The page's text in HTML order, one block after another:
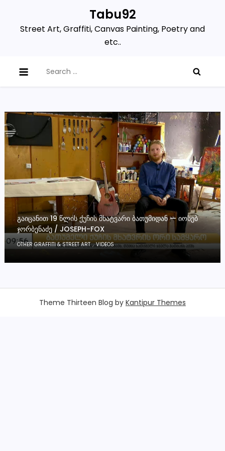
content
Tabu92
Street Art, Graffiti, Canvas Painting, Poetry and
etc..
for:
ᲒᲐᲘᲪᲐᲜᲘᲗ 19 ᲬᲚᲘᲡ ᲥᲣᲩᲘᲡ ᲛᲮᲐᲢᲕᲐᲠᲘ ᲑᲐᲗᲣᲛᲘᲓᲐᲜ — ᲘᲝᲡᲔᲑ
ᲯᲝᲠᲑᲔᲜᲐᲫᲔ / JOSEPH-FOX
OTHER GRAFFITI & STREET ART,VIDEOS
Theme Thirteen Blog by Kantipur Themes